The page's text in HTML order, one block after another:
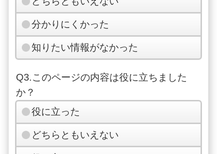
分かりにくかった
知りたい情報がなかった
Q3.このページの内容は役に立ちました
か？
役に立った
どちらともいえない